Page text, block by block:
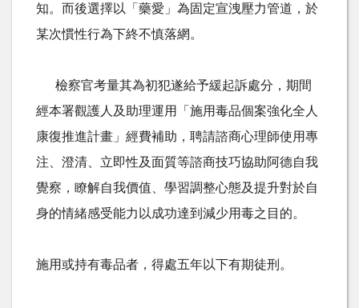
知。而後選擇以「藥愛」為固定宣洩壓力管道，於
某次慣性行為下終不慎落網。
檢察官考量其為初犯遂給予緩起訴處分，期間
經本署觀護人及助理運用「施用毒品個案強化全人
康復推進計畫」經費補助，聘請諮商心理師使用專
注、澄清、立即性及面質等諮商技巧協助阿德自我
覺察，瞭解自我價值、學習調整心態及提升對於自
身的情緒感受能力以成功達到減少用毒之目的。
施用或持有毒品者，得處五年以下有期徒刑。